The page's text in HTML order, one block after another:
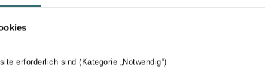
erforderlich sind (Kategorie „Notwendig“)